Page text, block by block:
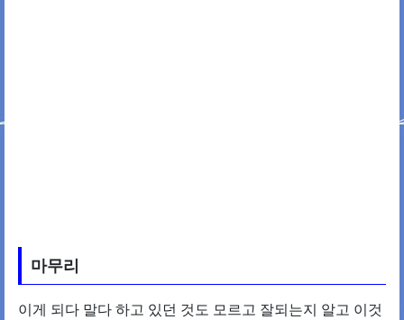
마무리
이게 되다 말다 하고 있던 것도 모르고 잘되는지 알고 이것